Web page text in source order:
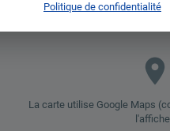
place
La carte utilise Google Maps
Politique de confidentialité